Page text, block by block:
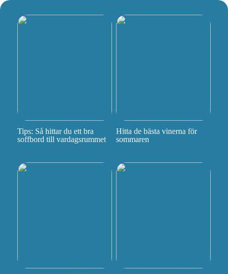
Tips: Så hittar du ett bra
soffbord till vardagsrummet
Hitta de bästa vinerna för
sommaren